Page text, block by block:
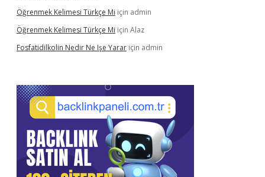
Öğrenmek Kelimesi Türkçe Mi için admin
Öğrenmek Kelimesi Türkçe Mi için Alaz
Fosfatidilkolin Nedir Ne Işe Yarar için admin